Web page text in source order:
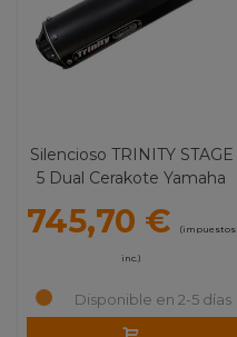
Silencioso TRINITY STAGE
5 Dual Cerakote Yamaha
745,70 € (impuestos
inc.)
Disponible en 2-5 días